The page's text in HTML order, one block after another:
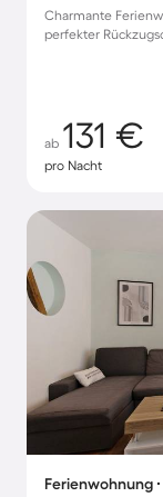
Charmante
perfekter
ab 131 €
pro Nacht
Ferienwohnung